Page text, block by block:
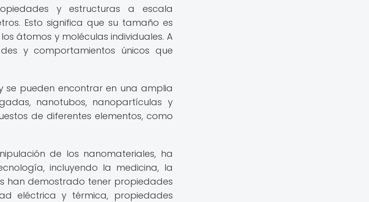
y estructuras a escala
Esto significa que su tamaño es
átomos y moléculas individuales. A
y comportamientos únicos que
se pueden encontrar en una amplia
nanotubos, nanopartículas y
de diferentes elementos, como
de los nanomateriales, ha
incluyendo la medicina, la
han demostrado tener propiedades
eléctrica y térmica, propiedades